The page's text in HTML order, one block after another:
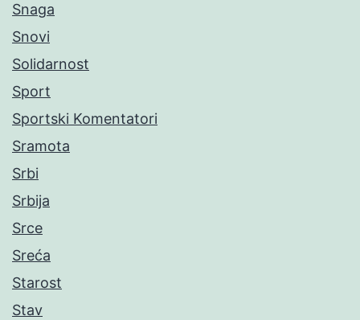
Snaga
Snovi
Solidarnost
Sport
Sportski Komentatori
Sramota
Srbi
Srbija
Srce
Sreća
Starost
Stav